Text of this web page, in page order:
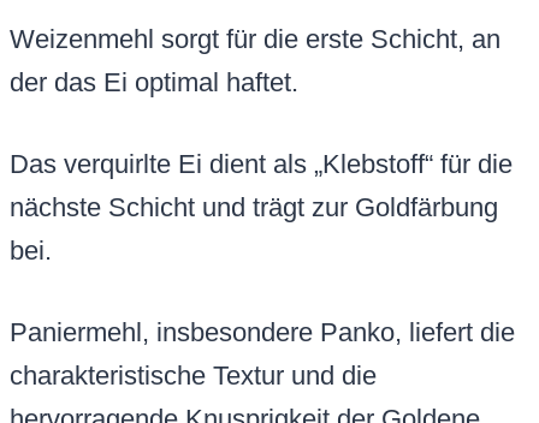
Weizenmehl sorgt für die erste Schicht, an
der das Ei optimal haftet.
Das verquirlte Ei dient als „Klebstoff“ für die
nächste Schicht und trägt zur Goldfärbung
bei.
Paniermehl, insbesondere Panko, liefert die
charakteristische Textur und die